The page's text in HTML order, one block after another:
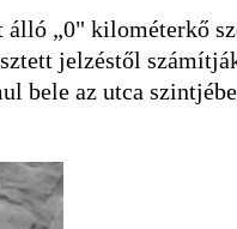
„0" kilométerkő
jelzéstől
bele az utca